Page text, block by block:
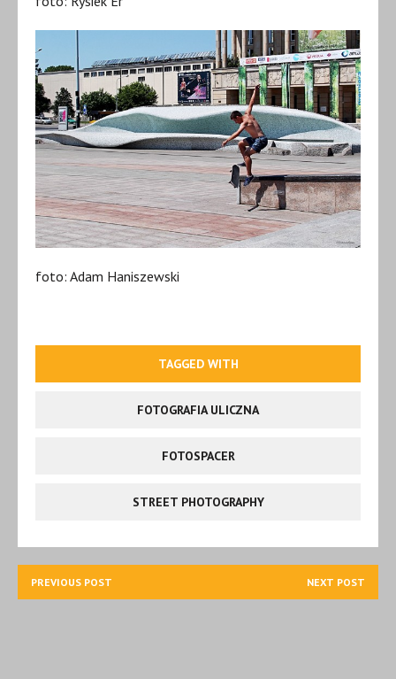
foto: Adam Haniszewski
TAGGED WITH
FOTOGRAFIA ULICZNA
FOTOSPACER
STREET PHOTOGRAPHY
PREVIOUS POST NEXT POST